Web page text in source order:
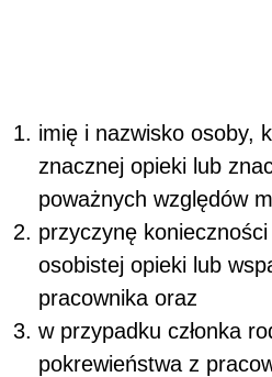
imię i nazwisko osoby,
znacznej opieki lub
poważnych względów
przyczynę
osobistej opieki lub
pracownika oraz
w przypadku członka
pokrewieństwa z